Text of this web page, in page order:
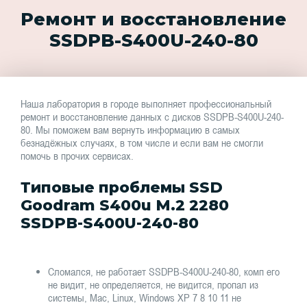
Ремонт и восстановление
SSDPB-S400U-240-80
Наша лаборатория в городе выполняет профессиональный
ремонт и восстановление данных с дисков SSDPB-S400U-240-
80. Мы поможем вам вернуть информацию в самых
безнадёжных случаях, в том числе и если вам не смогли
помочь в прочих сервисах.
Типовые проблемы SSD
Goodram S400u M.2 2280
SSDPB-S400U-240-80
Сломался, не работает SSDPB-S400U-240-80, комп его
не видит, не определяется, не видится, пропал из
системы, Mac, Linux, Windows XP 7 8 10 11 не